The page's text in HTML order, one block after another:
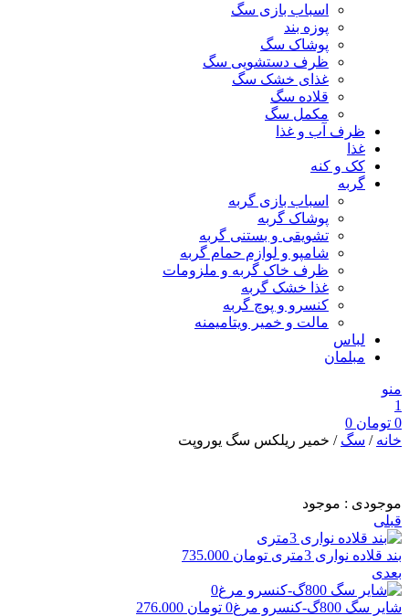
اسباب بازی سگ
پوزه بند
پوشاک سگ
ظرف دستشویی سگ
غذای خشک سگ
قلاده سگ
مکمل سگ
ظرف آب و غذا
غذا
کک و کنه
گربه
اسباب بازی گربه
پوشاک گربه
تشویقی و بستنی گربه
شامپو و لوازم حمام گربه
ظرف خاک گربه و ملزومات
غذا خشک گربه
کنسرو و پوچ گربه
مالت و خمیر ویتامیمنه
لباس
مبلمان
منو
1
0 تومان
خانه / سگ / خمیر ریلکس سگ یوروپت
موجودی : موجود
قبلی
بند قلاده نواری 3متری تومان
بعدی
شایر سگ 800گ-کنسرو مرغ0 تومان